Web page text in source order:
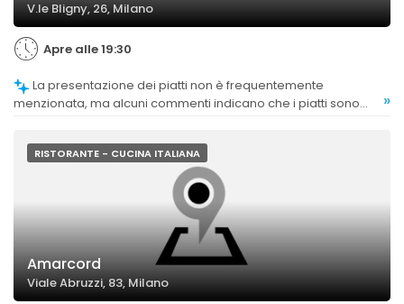
V.le Bligny, 26, Milano
Apre alle 19:30
menzionata, ma alcuni commenti indicano che i piatti sono
»
RISTORANTE - CUCINA ITALIANA
Amarcord
Viale Abruzzi, 83, Milano